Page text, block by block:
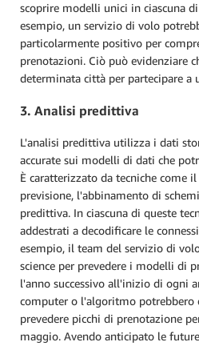
scoprire modelli unici in ciascuna
esempio, un servizio di volo
particolarmente positivo per
prenotazioni. Ciò può evidenziare
determinata città per partecipare a
3. Analisi predittiva
L'analisi predittiva utilizza i dati
accurate sui modelli di dati che
È caratterizzato da tecniche come
previsione, l'abbinamento di
predittiva. In ciascuna di queste
addestrati a decodificare le
esempio, il team del servizio di
science per prevedere i modelli di
l'anno successivo all'inizio di ogni
computer o l'algoritmo potrebbero
prevedere picchi di prenotazione
maggio. Avendo anticipato le